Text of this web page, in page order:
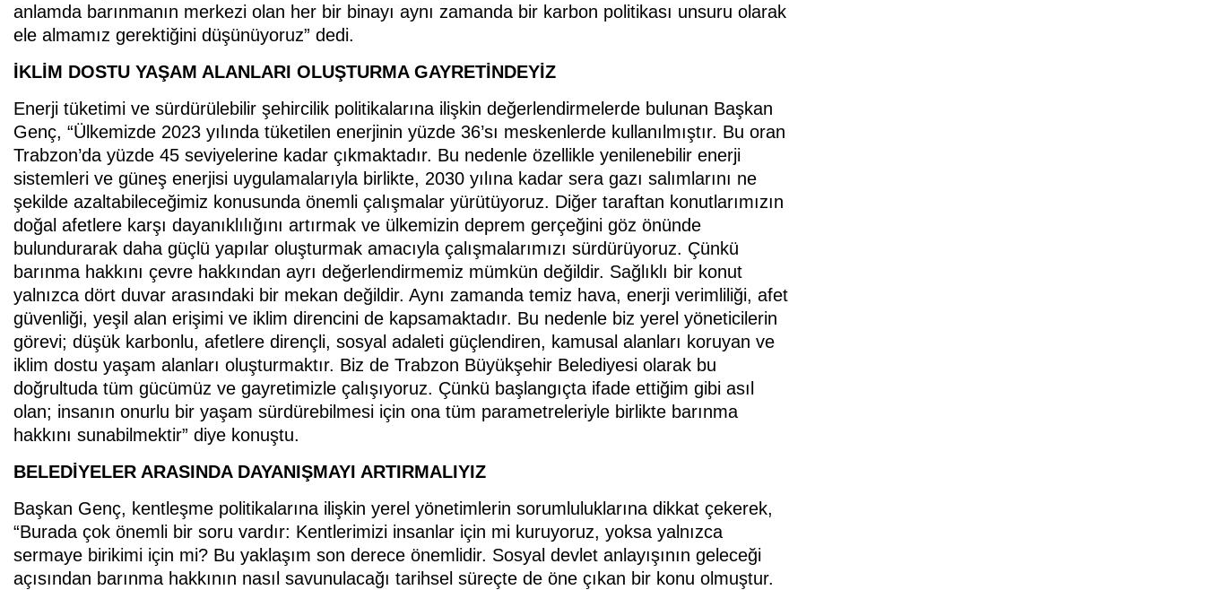
anlamda barınmanın merkezi olan her bir binayı aynı zamanda bir karbon politikası unsuru olarak
ele almamız gerektiğini düşünüyoruz” dedi.
İKLİM DOSTU YAŞAM ALANLARI OLUŞTURMA GAYRETİNDEYİZ
Enerji tüketimi ve sürdürülebilir şehircilik politikalarına ilişkin değerlendirmelerde bulunan Başkan
Genç, “Ülkemizde 2023 yılında tüketilen enerjinin yüzde 36’sı meskenlerde kullanılmıştır. Bu oran
Trabzon’da yüzde 45 seviyelerine kadar çıkmaktadır. Bu nedenle özellikle yenilenebilir enerji
sistemleri ve güneş enerjisi uygulamalarıyla birlikte, 2030 yılına kadar sera gazı salımlarını ne
şekilde azaltabileceğimiz konusunda önemli çalışmalar yürütüyoruz. Diğer taraftan konutlarımızın
doğal afetlere karşı dayanıklılığını artırmak ve ülkemizin deprem gerçeğini göz önünde
bulundurarak daha güçlü yapılar oluşturmak amacıyla çalışmalarımızı sürdürüyoruz. Çünkü
barınma hakkını çevre hakkından ayrı değerlendirmemiz mümkün değildir. Sağlıklı bir konut
yalnızca dört duvar arasındaki bir mekan değildir. Aynı zamanda temiz hava, enerji verimliliği, afet
güvenliği, yeşil alan erişimi ve iklim direncini de kapsamaktadır. Bu nedenle biz yerel yöneticilerin
görevi; düşük karbonlu, afetlere dirençli, sosyal adaleti güçlendiren, kamusal alanları koruyan ve
iklim dostu yaşam alanları oluşturmaktır. Biz de Trabzon Büyükşehir Belediyesi olarak bu
doğrultuda tüm gücümüz ve gayretimizle çalışıyoruz. Çünkü başlangıçta ifade ettiğim gibi asıl
olan; insanın onurlu bir yaşam sürdürebilmesi için ona tüm parametreleriyle birlikte barınma
hakkını sunabilmektir” diye konuştu.
BELEDİYELER ARASINDA DAYANIŞMAYI ARTIRMALIYIZ
Başkan Genç, kentleşme politikalarına ilişkin yerel yönetimlerin sorumluluklarına dikkat çekerek,
“Burada çok önemli bir soru vardır: Kentlerimizi insanlar için mi kuruyoruz, yoksa yalnızca
sermaye birikimi için mi? Bu yaklaşım son derece önemlidir. Sosyal devlet anlayışının geleceği
açısından barınma hakkının nasıl savunulacağı tarihsel süreçte de öne çıkan bir konu olmuştur.